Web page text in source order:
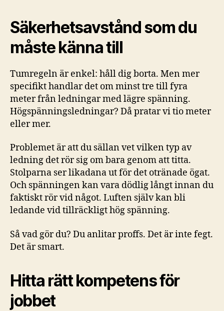
Säkerhetsavstånd som du
måste känna till
Tumregeln är enkel: håll dig borta. Men mer
specifikt handlar det om minst tre till fyra
meter från ledningar med lägre spänning.
Högspänningsledningar? Då pratar vi tio meter
eller mer.
Problemet är att du sällan vet vilken typ av
ledning det rör sig om bara genom att titta.
Stolparna ser likadana ut för det otränade ögat.
Och spänningen kan vara dödlig långt innan du
faktiskt rör vid något. Luften själv kan bli
ledande vid tillräckligt hög spänning.
Så vad gör du? Du anlitar proffs. Det är inte fegt.
Det är smart.
Hitta rätt kompetens för
jobbet